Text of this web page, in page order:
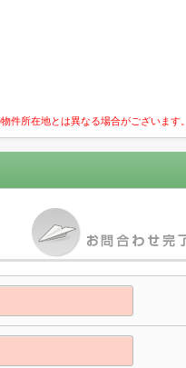
件所在地とは異なる場合がございます。